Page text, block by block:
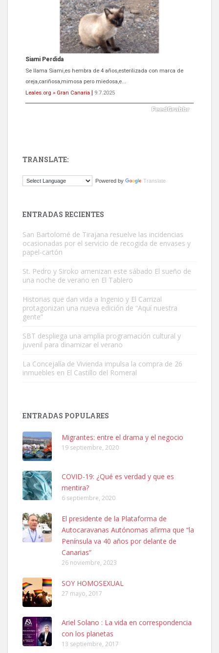
Siami Perdida
Se llama Siami,es hembra de 4 años,esterilizada con marca de
oreja,cariñosa,mimosa pero miedosa,e...
Leales.org » Gran Canaria
9.7.2025
El ayuntamiento se va a llevar a Los Gatos callejeros de la zona los
Este gato macho ha aparecido en la calle hace menos de un mes,
es muy manso y extremadamente cari...
Leales.org » Gran Canaria
Leales.org » Gran Canaria
SHIBA PERDIDO AVDA JOSE MESA Y LOPEZ
PERRO MACHO RAZA SHIBA CON MICROCHIP PERDIDO HOY
06/07/2025 ZONA MESA Y LOPEZ. ES MUY ASUSTADIZO
Leales.org » Gran Canaria
6.7.2025
Ninfa perdida
El día 5 se los perdió una ninfa papillera, asustada tiene miedo a la
calle, se perdió por la zon...
TRANSLATE:
Powered by Translate
ENTRADAS RECIENTES
San Bartolomé de Tirajana resuelve las incidencias
ocasionadas por el servicio de recogida de envases y
papel-cartón
St. Pedro y Siroko amenizan este sábado El sueño de
una noche de verano en El Tablero
Historias que dan vida a Ingenio y El Carrizal
protagonizan una nueva edición de “Aquí nuestra
gente”
SBT despliega una amplia programación cultural y
juvenil para dinamizar el verano
La Concejalía de Vivienda impulsa la compra de 26
inmuebles en El Castillo del Romeral
ENTRADAS POPULARES
Migrantes: entre el drama y el negocio
19 septiembre, 2020
COVID-19: ¿Qué es verdad y que es
mentira?
6 septiembre, 2020
El presidente de la Plataforma de
Autocaravanas Autónomas afirma que “la
Península va 40 años por delante de
Canarias”
26 noviembre, 2023
SOY HOMOSEXUAL
27 mayo, 2017
Ariel Solano : La vida en correspondencia
con los planetas
13 septiembre, 2017